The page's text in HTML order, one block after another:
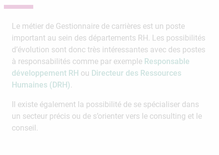
Le métier de Gestionnaire de carrières est un poste
important au sein des départements RH. Les possibilités
d’évolution sont donc très intéressantes avec des postes
à responsabilités comme par exemple Responsable
développement RH ou Directeur des Ressources
Humaines (DRH).
Il existe également la possibilité de se spécialiser dans
un secteur précis ou de s’orienter vers le consulting et le
conseil.